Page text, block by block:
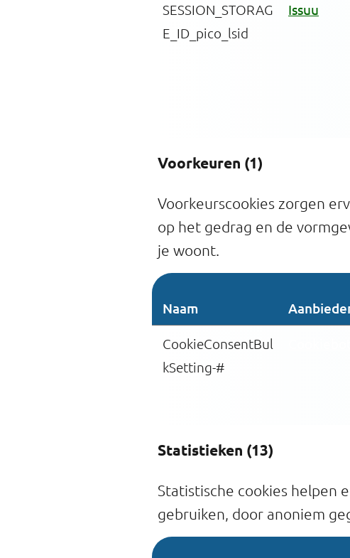
SESSION_STORAG
E_ID_pico_lsid
Issuu
Voorkeuren (1)
Voorkeurscookies zorgen
op het gedrag en de
je woont.
Naam
CookieConsentBul
kSetting-#
Statistieken (13)
Statistische cookies helpen
gebruiken, door anoniem